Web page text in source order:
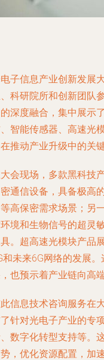
子信息产业创新发展
科研院所和创新团队
深度融合，集中展示
智能传感器、高速光
推动产业升级中的关键
会现场，多款黑科技
通信设备，具备极高
高保密需求场景；另
境和生物信号的超灵
。超高速光模块产品
和未来6G网络的发展
也预示着产业链向高
信息技术咨询服务在
针对光电子产业的专
数字化转型支持等。
，优化资源配置，加